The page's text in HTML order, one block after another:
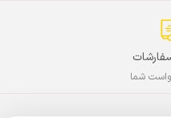
شما